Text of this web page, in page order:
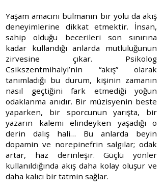
Yaşam amacını bulmanın bir yolu da akış
deneyimlerine dikkat etmektir. İnsan,
sahip olduğu becerileri son sınırına
kadar kullandığı anlarda mutluluğunun
zirvesine çıkar. Psikolog
Csikszentmihalyi’nin “akış” olarak
tanımladığı bu durum, kişinin zamanın
nasıl geçtiğini fark etmediği yoğun
odaklanma anıdır. Bir müzisyenin beste
yaparken, bir sporcunun yarışta, bir
yazarın kalemi elindeyken yaşadığı o
derin dalış hali… Bu anlarda beyin
dopamin ve norepinefrin salgılar; odak
artar, haz derinleşir. Güçlü yönler
kullanıldığında akış daha kolay oluşur ve
daha kalıcı bir tatmin sağlar.